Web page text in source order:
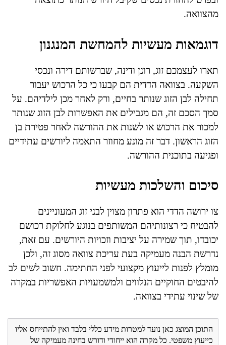
מהצוואה.
דוגמאות מעשיות להמחשת המנגנון
תארו לעצמכם זוג, רונן ודינה, שברשותם דירה ונכסי
השקעה. בצוואה הדדית הם קבעו כי כל הרכוש יעבור
תחילה לבן הזוג שנותר בחיים, ורק לאחר מכן לילדיהם. על
סמך הסכם זה, הם מגבילים את האפשרות לבן הזוג שנותר
למכור את הרכוש או לשנות את ההורשה לאחר פטירת בן
הזוג הראשון. דבר זה מונע מחוזר התאמה ליורשים עתידיים
ופגיעה בתוכנית ההורשה.
סיכום והשלכות מעשיות
צו ירושה הדדי הוא פתרון מצוין לבני זוג המעוניינים
להבטיח כי רצונותיהם המשותפים בנוגע לחלוקת רכושם
יכובדו, תוך שמירה על יציבות וזכויות היורשים. עם זאת,
נדרשת הבנה מעמיקה בעת עריכת צוואה מסוג זה, ולכן
מומלץ לפנות לייעוץ מקצועי לפני החתימה. חשוב לשים לב
להיבטים החוקיים הנלווים ולמשמעויות האפשריות במקרה
של שינוי עתידי בצוואה.
התוכן המוצג כאן נועד למטרות מידע כללי בלבד ואין להתייחס אליו
כייעוץ משפטי. כל מקרה הוא ייחודי ודורש בחינה מעמיקה של